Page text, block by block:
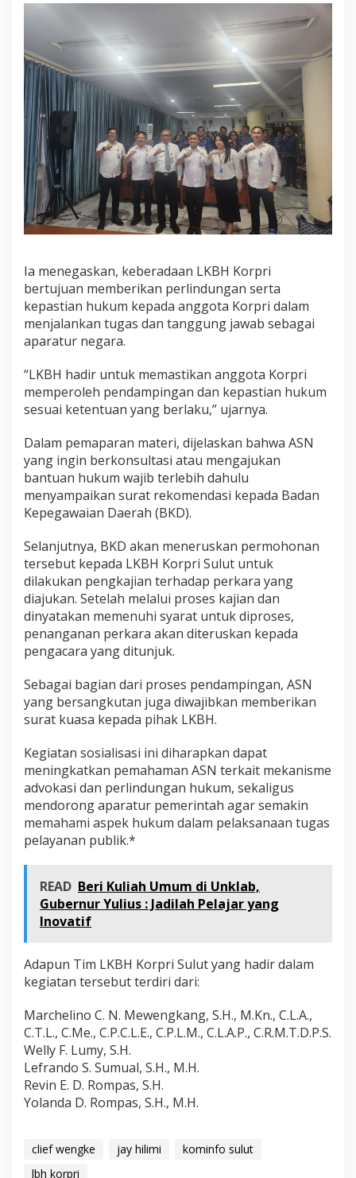
o
m
f
u
l
u
t
Ia menegaskan, keberadaan LKBH Korpri
bertujuan memberikan perlindungan serta
kepastian hukum kepada anggota Korpri dalam
menjalankan tugas dan tanggung jawab sebagai
aparatur negara.
“LKBH hadir untuk memastikan anggota Korpri
memperoleh pendampingan dan kepastian hukum
sesuai ketentuan yang berlaku,” ujarnya.
Dalam pemaparan materi, dijelaskan bahwa ASN
yang ingin berkonsultasi atau mengajukan
bantuan hukum wajib terlebih dahulu
menyampaikan surat rekomendasi kepada Badan
Kepegawaian Daerah (BKD).
Selanjutnya, BKD akan meneruskan permohonan
tersebut kepada LKBH Korpri Sulut untuk
dilakukan pengkajian terhadap perkara yang
diajukan. Setelah melalui proses kajian dan
dinyatakan memenuhi syarat untuk diproses,
penanganan perkara akan diteruskan kepada
pengacara yang ditunjuk.
Sebagai bagian dari proses pendampingan, ASN
yang bersangkutan juga diwajibkan memberikan
surat kuasa kepada pihak LKBH.
Kegiatan sosialisasi ini diharapkan dapat
meningkatkan pemahaman ASN terkait mekanisme
advokasi dan perlindungan hukum, sekaligus
mendorong aparatur pemerintah agar semakin
memahami aspek hukum dalam pelaksanaan tugas
pelayanan publik.*
READ Beri Kuliah Umum di Unklab,
Gubernur Yulius : Jadilah Pelajar yang
Inovatif
Adapun Tim LKBH Korpri Sulut yang hadir dalam
kegiatan tersebut terdiri dari:
Marchelino C. N. Mewengkang, S.H., M.Kn., C.L.A.,
C.T.L., C.Me., C.P.C.L.E., C.P.L.M., C.L.A.P., C.R.M.T.D.P.S.
Welly F. Lumy, S.H.
Lefrando S. Sumual, S.H., M.H.
Revin E. D. Rompas, S.H.
Yolanda D. Rompas, S.H., M.H.
clief wengke jay hilimi
kominfo sulut
lbh korpri